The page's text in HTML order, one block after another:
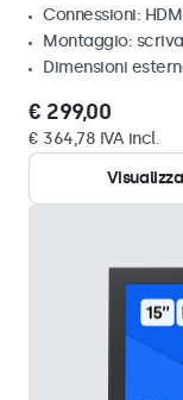
Connessioni:
Montaggio:
Dimensioni
€ 299,00
€ 364,78 IVA incl.
Visualizza